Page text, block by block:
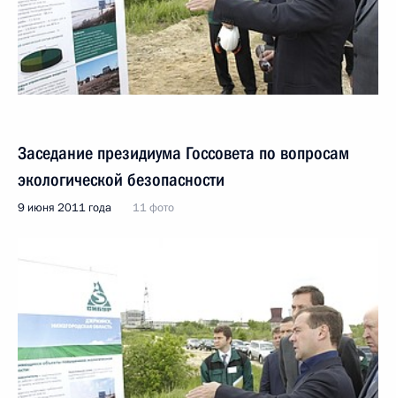
Заседание президиума Госсовета по вопросам
экологической безопасности
9 июня 2011 года 11 фото